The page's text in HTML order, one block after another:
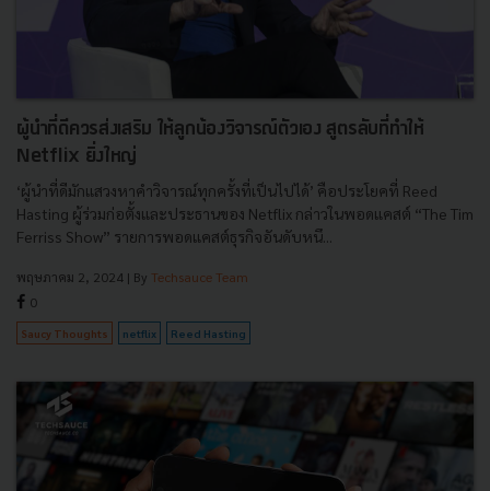
ผู้นำที่ดีควรส่งเสริม ให้ลูกน้องวิจารณ์ตัวเอง สูตรลับที่ทำให้
Netflix ยิ่งใหญ่
‘ผู้นำที่ดีมักแสวงหาคำวิจารณ์ทุกครั้งที่เป็นไปได้’ คือประโยคที่ Reed
Hasting ผู้ร่วมก่อตั้งและประธานของ Netflix กล่าวในพอดแคสต์ “The Tim
Ferriss Show” รายการพอดแคสต์ธุรกิจอันดับหนึ...
พฤษภาคม 2, 2024 | By Techsauce Team
0
Saucy Thoughts netflix Reed Hasting